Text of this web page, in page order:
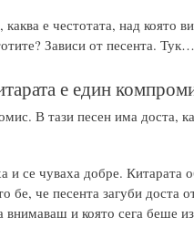
е честотата, над която
Зависи от песента. Тук…
е един
В тази песен има доста,
и се чуваха добре.
че песента загуби доста
и която сега беше